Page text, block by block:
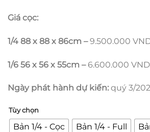
Giá cọc:
1/4 88 x 88 x 86cm –9.500.000
1/6 56 x 56 x 55cm –6.600.000 VND
Ngày phát hành dự kiến: quý 3/
Tùy chọn
Bản 1/4 - Cọc Bản 1/4 - Full